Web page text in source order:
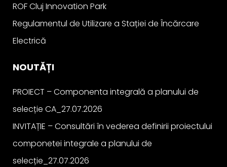
ROF Cluj Innovation Park
Regulamentul de Utilizare a Stației de Încărcare
Electrică
NOUTĂȚI
PROIECT – Componenta integrală a planului de
selecție CA_27.07.2026
INVITAȚIE – Consultări în vederea definirii proiectului
componetei integrale a planului de
selecție_27.07.2026